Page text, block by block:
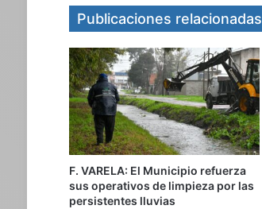
Publicaciones relacionadas
F. VARELA: El Municipio refuerza
sus operativos de limpieza por las
persistentes lluvias